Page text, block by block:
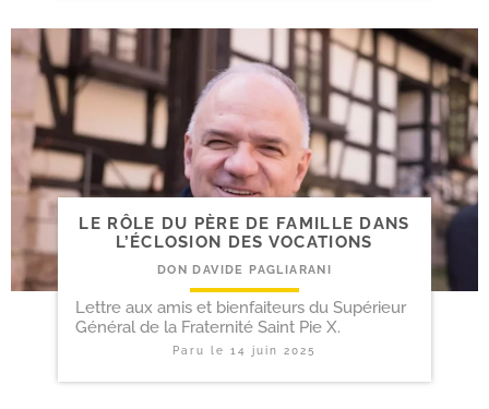
LE RÔLE DU PÈRE DE FAMILLE DANS
L’ÉCLOSION DES VOCATIONS
DON DAVIDE PAGLIARANI
Lettre aux amis et bienfaiteurs du Supérieur
Général de la Fraternité Saint Pie X.
Paru le14 juin 2025